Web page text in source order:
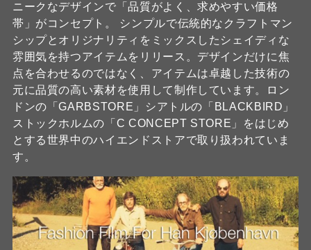
ニークなデザインで「品質がよく、求めやすい価格
帯」がコンセプト。 シンプルで伝統的なクラフトマン
シップとオリジナリティをミックスしたシェイディな
雰囲気を持つアイテムをリリース。デザインだけに焦
点を合わせるのではなく、アイテムは卓越した技術の
元に品質の高い素材を使用して制作しています。ロン
ドンの「GARBSTORE」シアトルの「BLACKBIRD」
ストックホルムの「C CONCEPT STORE」をはじめ
とする世界中のハイエンドストアで取り扱われていま
す。